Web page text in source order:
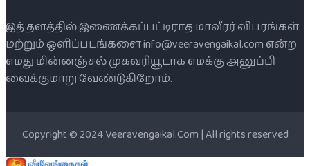
இத் தளத்தில் இணைக்கப்பட்டிராத மாவீரர் விபரங்கள்
மற்றும் ஒளிப்படங்களை info@veeravengaikal.com என்ற
எமது மின்னஞ்சல் முகவரியூடாக எமக்கு அனுப்பி
வைக்குமாறு வேண்டுகிறோம்.
Copyright © 2024 Veeravengaikal.Com | All rights reserved